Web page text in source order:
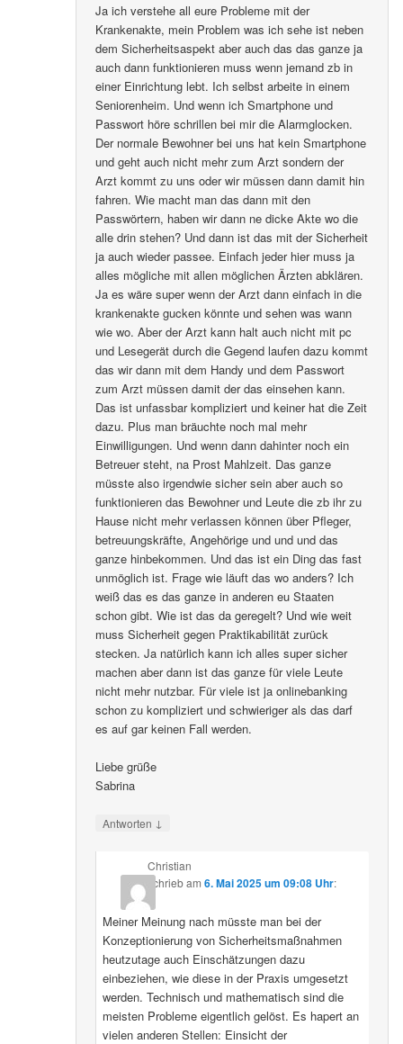
Ja ich verstehe all eure Probleme mit der
Krankenakte, mein Problem was ich sehe ist neben
dem Sicherheitsaspekt aber auch das das ganze ja
auch dann funktionieren muss wenn jemand zb in
einer Einrichtung lebt. Ich selbst arbeite in einem
Seniorenheim. Und wenn ich Smartphone und
Passwort höre schrillen bei mir die Alarmglocken.
Der normale Bewohner bei uns hat kein Smartphone
und geht auch nicht mehr zum Arzt sondern der
Arzt kommt zu uns oder wir müssen dann damit hin
fahren. Wie macht man das dann mit den
Passwörtern, haben wir dann ne dicke Akte wo die
alle drin stehen? Und dann ist das mit der Sicherheit
ja auch wieder passee. Einfach jeder hier muss ja
alles mögliche mit allen möglichen Ärzten abklären.
Ja es wäre super wenn der Arzt dann einfach in die
krankenakte gucken könnte und sehen was wann
wie wo. Aber der Arzt kann halt auch nicht mit pc
und Lesegerät durch die Gegend laufen dazu kommt
das wir dann mit dem Handy und dem Passwort
zum Arzt müssen damit der das einsehen kann.
Das ist unfassbar kompliziert und keiner hat die Zeit
dazu. Plus man bräuchte noch mal mehr
Einwilligungen. Und wenn dann dahinter noch ein
Betreuer steht, na Prost Mahlzeit. Das ganze
müsste also irgendwie sicher sein aber auch so
funktionieren das Bewohner und Leute die zb ihr zu
Hause nicht mehr verlassen können über Pfleger,
betreuungskräfte, Angehörige und und und das
ganze hinbekommen. Und das ist ein Ding das fast
unmöglich ist. Frage wie läuft das wo anders? Ich
weiß das es das ganze in anderen eu Staaten
schon gibt. Wie ist das da geregelt? Und wie weit
muss Sicherheit gegen Praktikabilität zurück
stecken. Ja natürlich kann ich alles super sicher
machen aber dann ist das ganze für viele Leute
nicht mehr nutzbar. Für viele ist ja onlinebanking
schon zu kompliziert und schwieriger als das darf
es auf gar keinen Fall werden.
Liebe grüße
Sabrina
Antworten ↓
Christian
schriebam 6. Mai 2025 um 09:08 Uhr:
Meiner Meinung nach müsste man bei der
Konzeptionierung von Sicherheitsmaßnahmen
heutzutage auch Einschätzungen dazu
einbeziehen, wie diese in der Praxis umgesetzt
werden. Technisch und mathematisch sind die
meisten Probleme eigentlich gelöst. Es hapert an
vielen anderen Stellen: Einsicht der